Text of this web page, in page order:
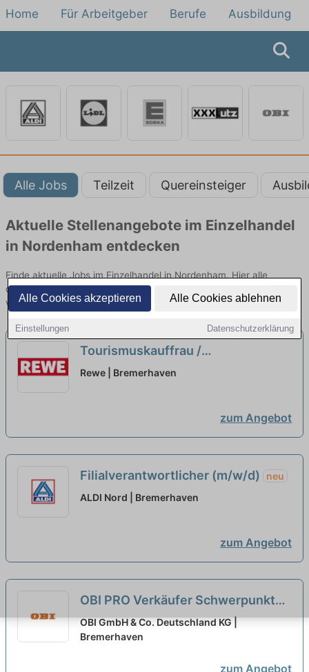
Alle Cookies akzeptieren Alle Cookies ablehnen
Einstellungen Datenschutzerklärung
Home Für Arbeitgeber Berufe Ausbildung
Alle Jobs Teilzeit Quereinsteiger
Aktuelle Stellenangebote im Einzelhandel
in Nordenham entdecken
Finde aktuelle Jobs im Einzelhandel in Nordenham. Hier alle
offenen Stellenangebote im Verkauf, Vertrieb und Handel
vergleichen.
Tourismuskauffrau /
Reiseverkehrskauffrau (m/w/d) für
Rewe | Bremerhaven
zum Angebot
Filialverantwortlicher (m/w/d)
neu
ALDI Nord | Bremerhaven
zum Angebot
OBI PRO Verkäufer Schwerpunkt
Handwerkskunden (alle
Geschlechter)
OBI GmbH & Co. Deutschland KG |
Bremerhaven
zum Angebot